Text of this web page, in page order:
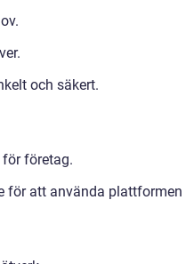
och säkert.
företag.
för att använda plattformen